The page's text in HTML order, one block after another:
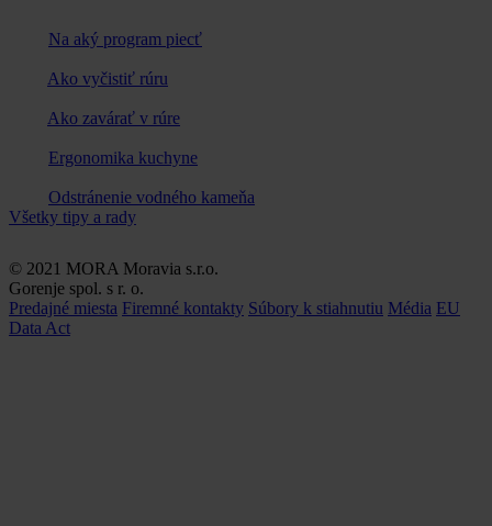
Na aký program piecť
Ako vyčistiť rúru
Ako zavárať v rúre
Ergonomika kuchyne
Odstránenie vodného kameňa
Všetky tipy a rady
© 2021 MORA Moravia s.r.o.
Gorenje spol. s r. o.
Predajné miesta Firemné kontakty Súbory k stiahnutiu Média EU
Data Act